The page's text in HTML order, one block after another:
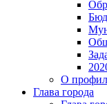
О
Глава города